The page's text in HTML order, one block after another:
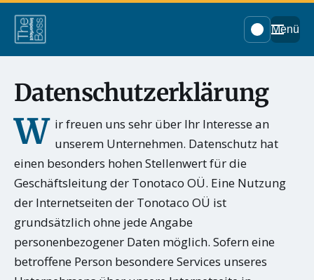
Menü
Datenschutzerklärung
W ir freuen uns sehr über Ihr Interesse an
unserem Unternehmen. Datenschutz hat
einen besonders hohen Stellenwert für die
Geschäftsleitung der Tonotaco OÜ. Eine Nutzung
der Internetseiten der Tonotaco OÜ ist
grundsätzlich ohne jede Angabe
personenbezogener Daten möglich. Sofern eine
betroffene Person besondere Services unseres